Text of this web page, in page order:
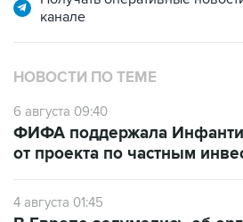
канале
НОВОСТИ ПО ТЕМЕ
6 августа 09:40
ФИФА поддержала
от проекта по частным
4 августа 01:45